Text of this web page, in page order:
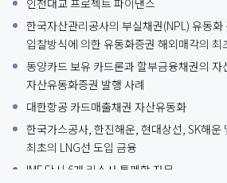
인천대교 프로젝트 파이낸스
한국자산관리공사의 부실채권(NPL) 유동
입찰방식에 의한 유동화증권 해외매각의 최
동양카드 보유 카드론과 할부금융채권의 자
자산유동화증권 발행 사례
대한항공 카드매출채권 자산유동화
한국가스공사, 한진해운, 현대상선, SK해운
최초의 LNG선 도입 금융
IMF 당시 6개 리스사 통폐합 자문